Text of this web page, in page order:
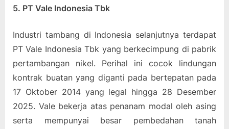
5. PT Vale Indonesia Tbk
Industri tambang di Indonesia selanjutnya terdapat
PT Vale Indonesia Tbk yang berkecimpung di pabrik
pertambangan nikel. Perihal ini cocok lindungan
kontrak buatan yang diganti pada bertepatan pada
17 Oktober 2014 yang legal hingga 28 Desember
2025. Vale bekerja atas penanam modal oleh asing
serta mempunyai besar pembedahan tanah